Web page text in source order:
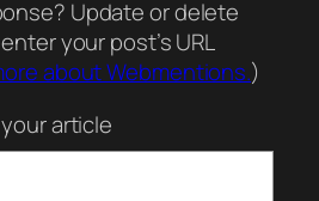
Update or delete
your post’s URL
about Webmentions.)
article